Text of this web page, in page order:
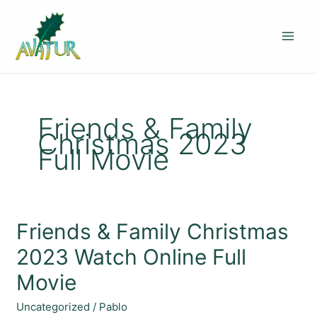
contenido
Friends & Family
Christmas 2023
Full Movie
Friends & Family Christmas
2023 Watch Online Full
Movie
Uncategorized / Pablo
Friends
&
Family
Christmas
2023
Watch